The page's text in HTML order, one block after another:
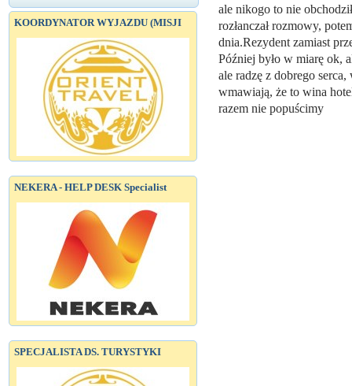
KOORDYNATOR WYJAZDU (MISJI
NEKERA - HELP DESK Specialist
SPECJALISTA DS. TURYSTYKI
ale nikogo to nie
rozłanczał rozmowy,
dnia.Rezydent zamiast
Później było w miarę ok,
ale radzę z dobrego
wmawiają, że to wina
razem nie popuścimy